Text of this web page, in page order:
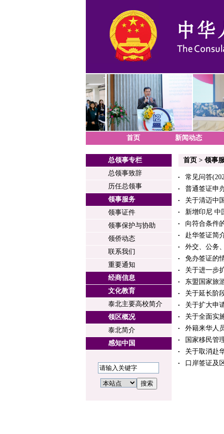
首页 新闻动态
总领事专栏
总领事致辞
历任总领事
领事服务
领事证件
领事保护与协助
领侨动态
联系我们
重要通知
经商信息
文化教育
泰北主要高校简介
领区概况
泰北简介
感知中国
首页> 领事
常见问答
普通签证申
关于清迈中
新增印尼 中
向符合条件
赴华签证简
外交、公务
免办签证的
关于进一步
东盟国家旅
关于延长阶
关于扩大申
关于全面实
外籍来华人
国家移民管
关于取消赴
口岸签证及